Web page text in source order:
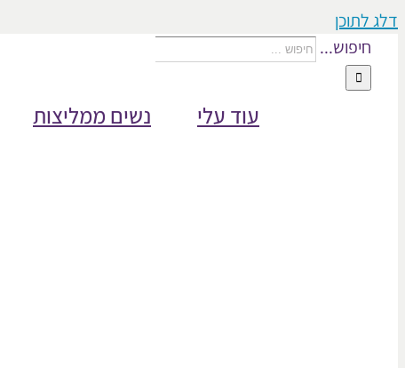
דלג לתוכן
חיפוש...
נשים ממליצות
עוד עלי